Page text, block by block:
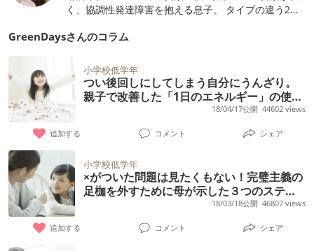
く、協調性発達障害を抱える息子。 タイプの違う2人
ます。わが家の体験談が、同じようにコマリゴトを抱
です。 ブログ 「自閉症スペクトラムな子供たちと暮
らすグリーンな日々」
GreenDaysさんのコラム
小学校低学年
つい後回しにしてしまう自分にうんざり。
親子で改善した「1日のエネルギー」の使い
18/04/17公開 44602 views
追加する コメント シェア
小学校低学年
×がついた問題は見たくもない！完璧主義の
足枷を外すために母が示した３つのステッ
18/03/18公開 46807 views
追加する コメント シェア